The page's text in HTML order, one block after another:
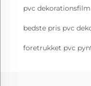
pvc
bedste pris pvc
foretrukket pvc